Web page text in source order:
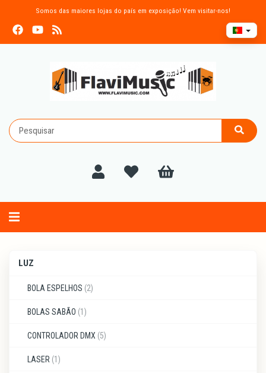
Somos das maiores lojas do país em exposição! Vem visitar-nos!
Alternar
LUZ
BOLA ESPELHOS (2)
BOLAS SABÃO (1)
CONTROLADOR DMX (5)
LASER (1)